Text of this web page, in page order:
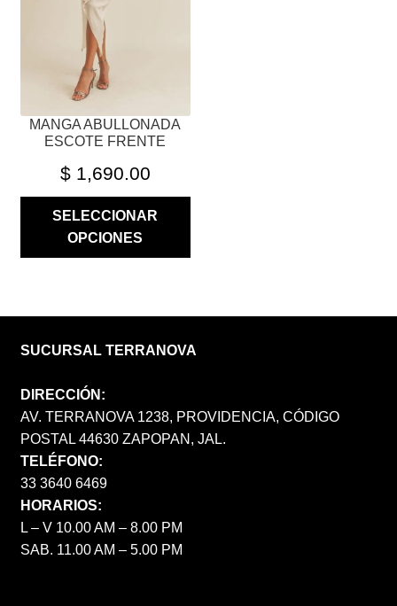
MANGA ABULLONADA
ESCOTE FRENTE
$1,690.00
SELECCIONAR
OPCIONES
DE
SUCURSAL TERRANOVA
DIRECCIÓN:
AV. TERRANOVA 1238, PROVIDENCIA, CÓDIGO
POSTAL 44630 ZAPOPAN, JAL.
TELÉFONO:
33 3640 6469
HORARIOS:
L – V 10.00 AM – 8.00 PM
SAB. 11.00 AM – 5.00 PM